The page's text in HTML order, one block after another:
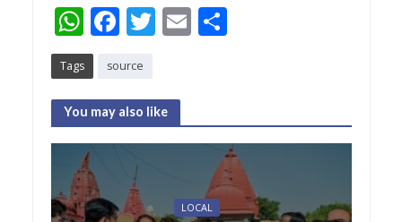
W
h
at
s
A
p
p
F
ac
e
b
o
k
T
w
er
E
m
S
Tags source
You may also like
LOCAL